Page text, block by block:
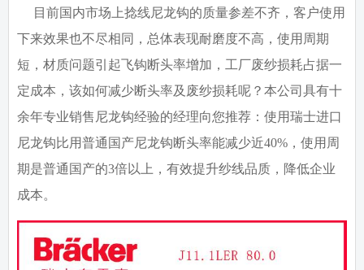
目前国内市场上捻线尼龙钩的质量参差不齐，客户使用
下来效果也不尽相同，总体表现耐磨度不高，使用周期
短，材质问题引起飞钩断头率增加，工厂废纱损耗占据一
定成本，该如何减少断头率及废纱损耗呢？本公司具有十
余年专业销售尼龙钩经验的经理向您推荐：使用瑞士进口
尼龙钩比用普通国产尼龙钩断头率能减少近40%，使用周
期是普通国产的3倍以上，有效提升纱线品质，降低企业
成本。